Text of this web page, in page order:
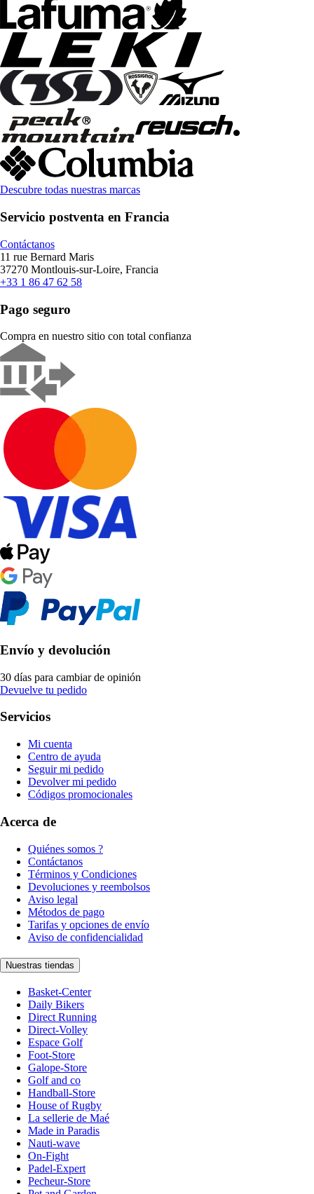
Descubre todas nuestras marcas
Servicio postventa en Francia
Contáctanos
11 rue Bernard Maris
37270 Montlouis-sur-Loire, Francia
+33 1 86 47 62 58
Pago seguro
Compra en nuestro sitio con total confianza
Envío y devolución
30 días para cambiar de opinión
Devuelve tu pedido
Servicios
Mi cuenta
Centro de ayuda
Seguir mi pedido
Devolver mi pedido
Códigos promocionales
Acerca de
Quiénes somos ?
Contáctanos
Términos y Condiciones
Devoluciones y reembolsos
Aviso legal
Métodos de pago
Tarifas y opciones de envío
Aviso de confidencialidad
Nuestras tiendas
Basket-Center
Daily Bikers
Direct Running
Direct-Volley
Espace Golf
Foot-Store
Galope-Store
Golf and co
Handball-Store
House of Rugby
La sellerie de Maé
Made in Paradis
Nauti-wave
On-Fight
Padel-Expert
Pecheur-Store